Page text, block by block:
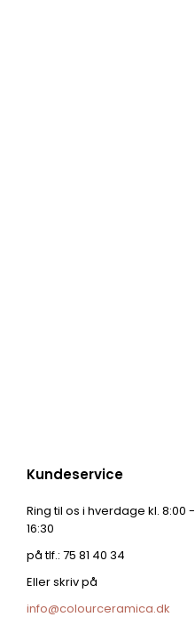
Kundeservice
Ring til os i hverdage kl. 8:00 -
16:30
på tlf.: 75 81 40 34
Eller skriv på
info@colourceramica.dk